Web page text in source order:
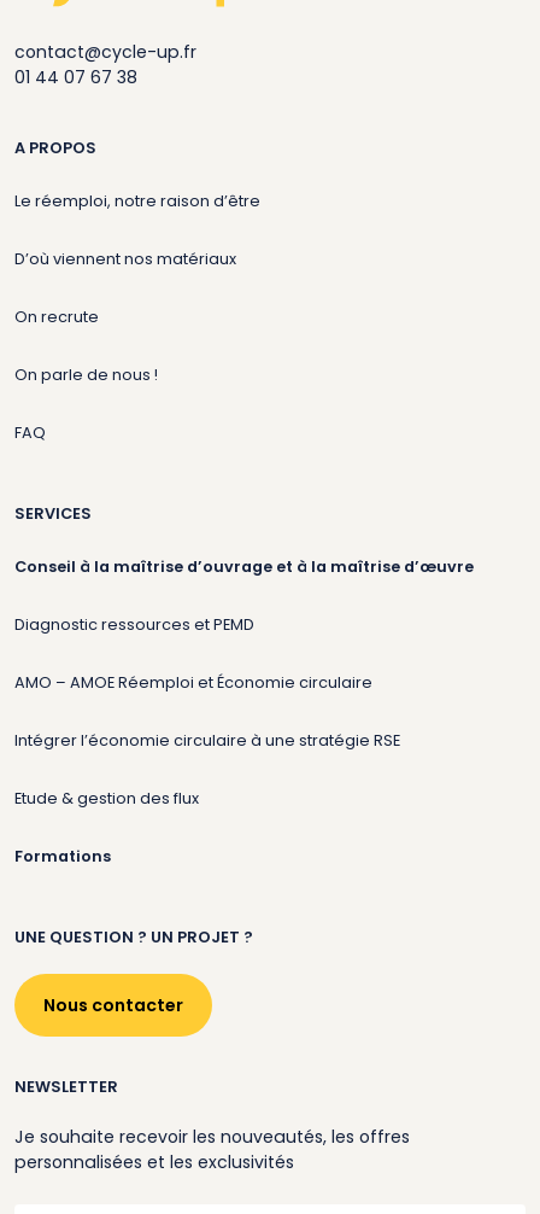
contact@cycle-up.fr
01 44 07 67 38
A PROPOS
Le réemploi, notre raison d’être
D’où viennent nos matériaux
On recrute
On parle de nous !
FAQ
SERVICES
Conseil à la maîtrise d’ouvrage et à la maîtrise d’œuvre
Diagnostic ressources et PEMD
AMO – AMOE Réemploi et Économie circulaire
Intégrer l’économie circulaire à une stratégie RSE
Etude & gestion des flux
Formations
UNE QUESTION ? UN PROJET ?
Nous contacter
NEWSLETTER
Je souhaite recevoir les nouveautés, les offres
personnalisées et les exclusivités